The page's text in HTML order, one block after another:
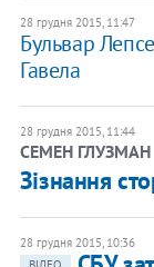
28 грудня 2015, 11:47
Бульвар
Гавела
28 грудня 2015, 11:44
СЕМЕН ГЛУЗМАН
Зізнання
28 грудня 2015, 10:36